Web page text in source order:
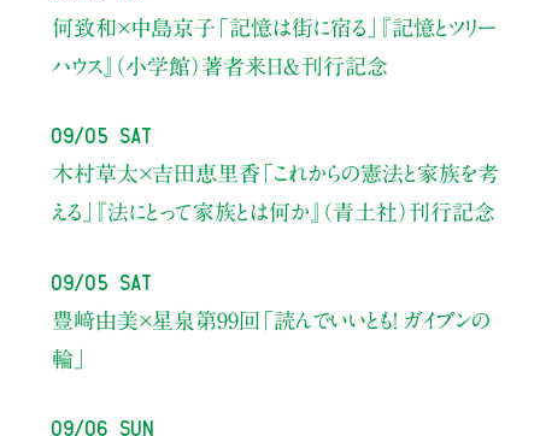
何致和×中島京子 「記憶は街に宿る」
『記憶とツリー
ハウス』（小学館）著者来日＆刊行記念
09/05 Sat
木村草太×吉田恵里香 「これからの憲法と家族を考
える」
『法にとって家族とは何か』（青土社）刊行記念
09/05 Sat
豊﨑由美×星泉 第99回「読んでいいとも！ ガイブンの
輪」
09/06 Sun